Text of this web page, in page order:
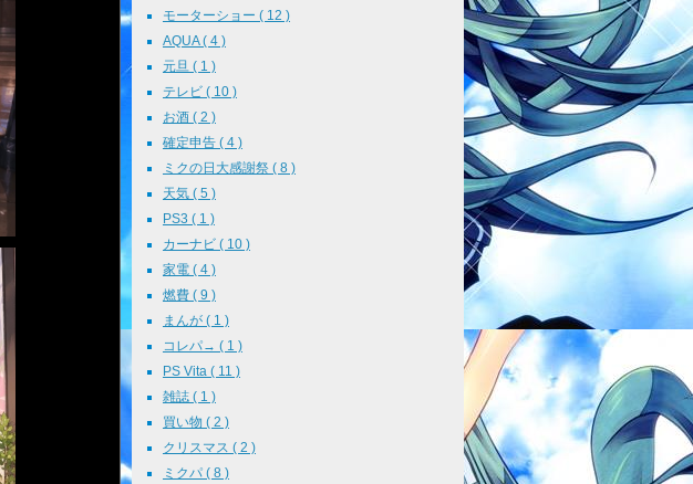
モーターショー ( 12 )
AQUA ( 4 )
元旦 ( 1 )
テレビ ( 10 )
お酒 ( 2 )
確定申告 ( 4 )
ミクの日大感謝祭 ( 8 )
天気 ( 5 )
PS3 ( 1 )
カーナビ ( 10 )
家電 ( 4 )
燃費 ( 9 )
まんが ( 1 )
コレパ→ ( 1 )
PS Vita ( 11 )
雑誌 ( 1 )
買い物 ( 2 )
クリスマス ( 2 )
ミクパ ( 8 )